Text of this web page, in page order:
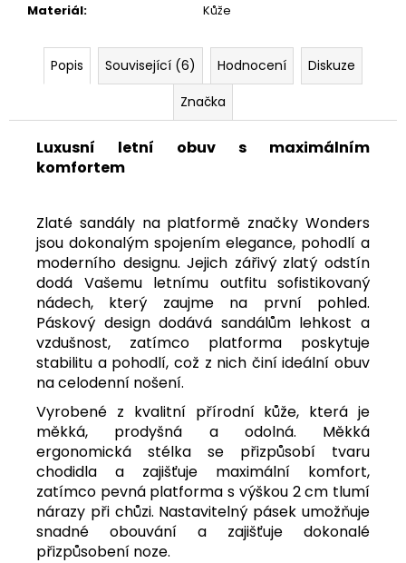
Materiál: Kůže
Popis Související (6) Hodnocení
Diskuze
Značka
Luxusní letní obuv s maximálním
komfortem
Zlaté sandály na platformě značky Wonders
jsou dokonalým spojením elegance, pohodlí a
moderního designu. Jejich zářivý zlatý odstín
dodá Vašemu letnímu outfitu sofistikovaný
nádech, který zaujme na první pohled.
Páskový design dodává sandálům lehkost a
vzdušnost, zatímco platforma poskytuje
stabilitu a pohodlí, což z nich činí ideální obuv
na celodenní nošení.
Vyrobené z kvalitní přírodní kůže, která je
měkká, prodyšná a odolná. Měkká
ergonomická stélka se přizpůsobí tvaru
chodidla a zajišťuje maximální komfort,
zatímco pevná platforma s výškou 2 cm tlumí
nárazy při chůzi. Nastavitelný pásek umožňuje
snadné obouvání a zajišťuje dokonalé
přizpůsobení noze.
499